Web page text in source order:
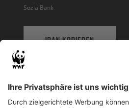
SozialBank
IBAN KOPIEREN